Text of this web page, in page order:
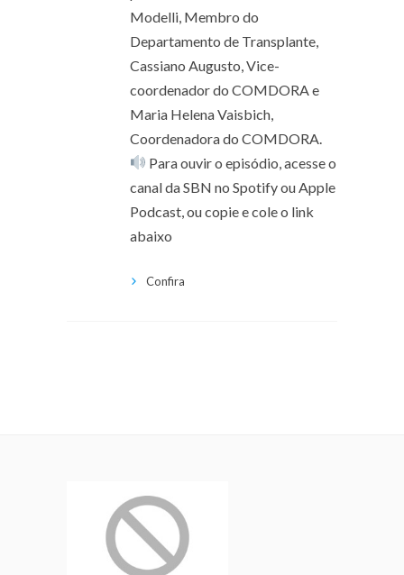
Modelli, Membro do
Departamento de Transplante,
Cassiano Augusto, Vice-
coordenador do COMDORA e
Maria Helena Vaisbich,
Coordenadora do COMDORA.
Para ouvir o episódio, acesse o
canal da SBN no Spotify ou Apple
Podcast, ou copie e cole o link
abaixo
Confira